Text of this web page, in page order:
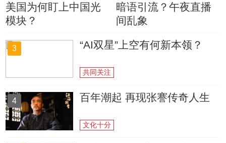
美国为何盯上中国光
模块？
暗语引流？午夜直播
间乱象
3 “AI双星”上空有何新本领？
共同关注
4 百年潮起 再现张謇传奇人生
文化十分